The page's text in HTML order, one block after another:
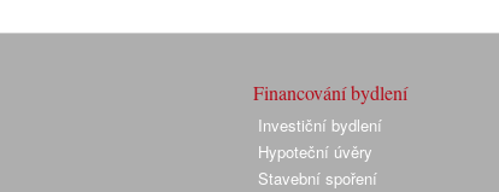
Financování bydlení
Investiční bydlení
Hypoteční úvěry
Stavební spoření